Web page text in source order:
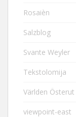
Rosaièn
Salzblog
Svante Weyler
Tekstolomija
Världen Österut
viewpoint-east